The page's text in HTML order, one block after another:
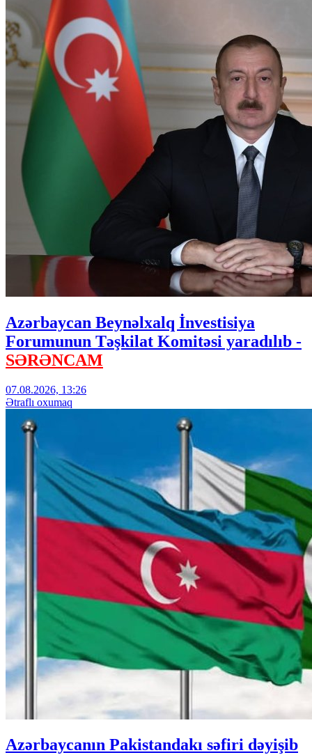
Azərbaycan Beynəlxalq İnvestisiya
Forumunun Təşkilat Komitəsi yaradılıb -
SƏRƏNCAM
07.08.2026, 13:26
Ətraflı oxumaq
Azərbaycanın Pakistandakı səfiri dəyişib